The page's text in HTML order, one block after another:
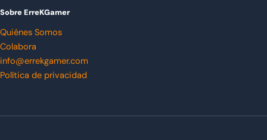
Sobre ErreKGamer
Quiénes Somos
Colabora
info@errekgamer.com
Política de privacidad